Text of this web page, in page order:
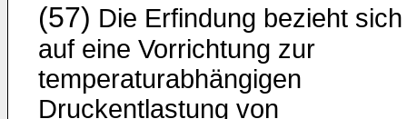
(57) Die Erfindung bezieht sich
auf eine Vorrich­tung zur
temperaturabhängigen
Druckentlastung von